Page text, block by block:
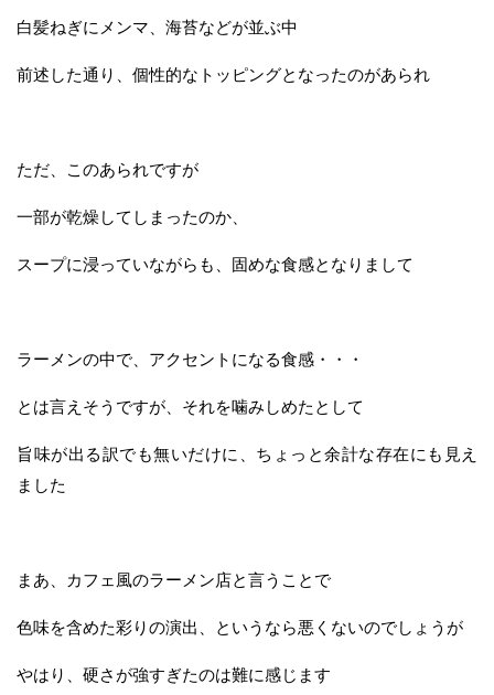
白髪ねぎにメンマ、海苔などが並ぶ中
前述した通り、個性的なトッピングとなったのがあられ
ただ、このあられですが
一部が乾燥してしまったのか、
スープに浸っていながらも、固めな食感となりまして
ラーメンの中で、アクセントになる食感・・・
とは言えそうですが、それを噛みしめたとして
旨味が出る訳でも無いだけに、ちょっと余計な存在にも見え
ました
まあ、カフェ風のラーメン店と言うことで
色味を含めた彩りの演出、というなら悪くないのでしょうが
やはり、硬さが強すぎたのは難に感じます